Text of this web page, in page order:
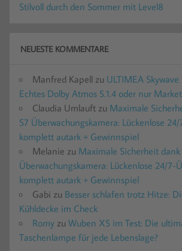
Stilvoll durch den Sommer mit Level8
NEUESTE KOMMENTARE
Manfred Kapell zu ULTIMEA
Echtes Dolby Atmos 5.1.4 oder nur
Claudia Umlauft zu Maximale
S7 Überwachungskamera: Lückenlose
komplett autark + Gewinnspiel
Melanie zu Maximale Sicherheit dank
Überwachungskamera: Lückenlose 24/7-
komplett autark + Gewinnspiel
Gabi zu Besser schlafen trotz Hitze:
Kühldecke im Check
Romy zu Wuben X5 im Test: Die
Taschenlampe für jede Lebenslage?